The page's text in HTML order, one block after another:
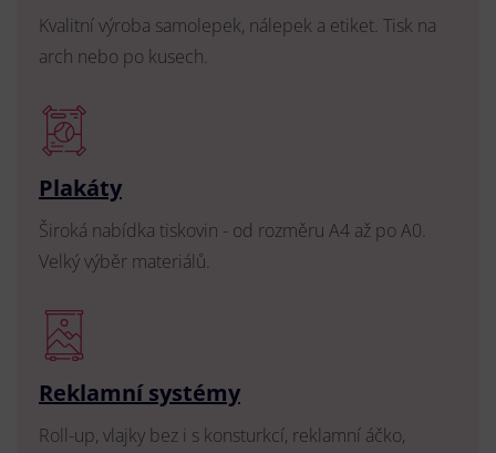
Kvalitní výroba samolepek, nálepek a etiket. Tisk na
arch nebo po kusech.
Plakáty
Široká nabídka tiskovin - od rozměru A4 až po A0.
Velký výběr materiálů.
Reklamní systémy
Roll-up, vlajky bez i s konsturkcí, reklamní áčko,